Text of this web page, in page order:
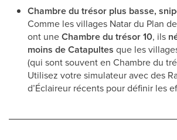
Chambre du trésor plus basse,
Comme les villages Natar du Plan
ont uneChambre du trésor 10, ils
moins de Catapultes que les
(qui sont souvent en Chambre du
Utilisez votre simulateur avec des
d’Éclaireur récents pour définir les